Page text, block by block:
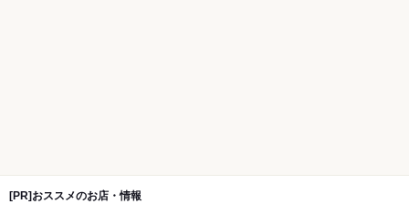
[PR]おススメのお店・情報